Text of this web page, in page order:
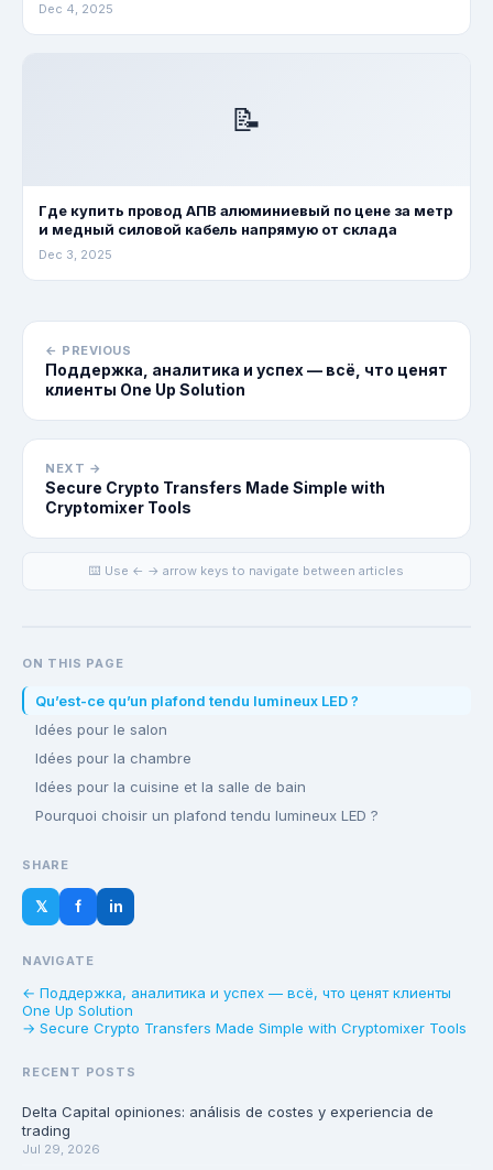
Dec 4, 2025
📝
Где купить провод АПВ алюминиевый по цене за метр
и медный силовой кабель напрямую от склада
Dec 3, 2025
← PREVIOUS
Поддержка, аналитика и успех — всё, что ценят
клиенты One Up Solution
NEXT →
Secure Crypto Transfers Made Simple with
Cryptomixer Tools
⌨️ Use ← → arrow keys to navigate between articles
ON THIS PAGE
Qu’est-ce qu’un plafond tendu lumineux LED ?
Idées pour le salon
Idées pour la chambre
Idées pour la cuisine et la salle de bain
Pourquoi choisir un plafond tendu lumineux LED ?
SHARE
𝕏 f in
NAVIGATE
← Поддержка, аналитика и успех — всё, что ценят клиенты
One Up Solution
→ Secure Crypto Transfers Made Simple with Cryptomixer Tools
RECENT POSTS
Delta Capital opiniones: análisis de costes y experiencia de
trading
Jul 29, 2026